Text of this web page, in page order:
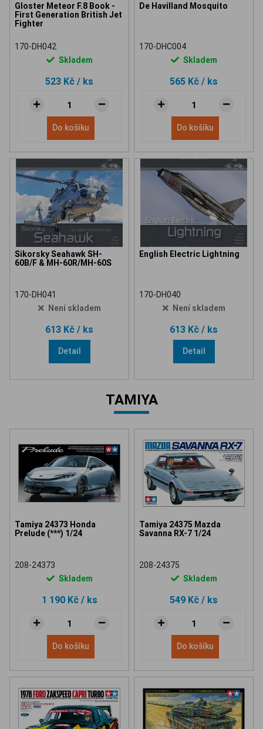
Gloster Meteor F.8 Book -
First Generation British Jet
Fighter
170-DH042
Skladem
523 Kč / ks
Do košíku
De Havilland Mosquito
170-DHC004
Skladem
565 Kč / ks
Do košíku
Sikorsky Seahawk SH-
60B/F & MH-60R/MH-60S
170-DH041
Není skladem
613 Kč / ks
Detail
English Electric Lightning
170-DH040
Není skladem
613 Kč / ks
Detail
TAMIYA
Tamiya 24373 Honda
Prelude (***) 1/24
208-24373
Skladem
1 190 Kč / ks
Do košíku
Tamiya 24375 Mazda
Savanna RX-7 1/24
208-24375
Skladem
549 Kč / ks
Do košíku